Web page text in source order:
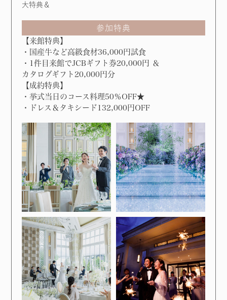
大特典＆
参加特典
【来館特典】
・国産牛など高級食材36,000円試食
・1件目来館でJCBギフト券20,000円 ＆
カタログギフト20,000円分
【成約特典】
・挙式当日のコース料理50％OFF★
・ドレス＆タキシード132,000円OFF